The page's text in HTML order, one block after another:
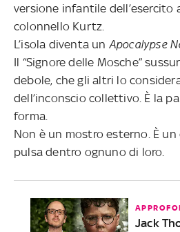
versione infantile dell’esercito
colonnello Kurtz.
L’isola diventa un Apocalypse
Il “Signore delle Mosche”
debole, che gli altri lo
dell’inconscio collettivo. È la
forma.
Non è un mostro esterno. È
pulsa dentro ognuno di loro.
Jack